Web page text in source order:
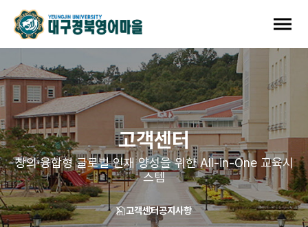
고객센터
창의·융합형 글로벌 인재 양성을 위한 All-in-One 교육시
스템
고객센터공지사항